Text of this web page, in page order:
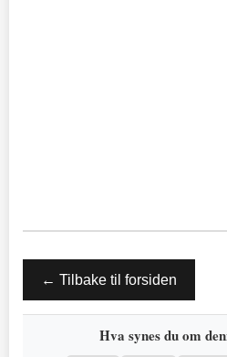
← Tilbake til forsiden
Hva synes du om